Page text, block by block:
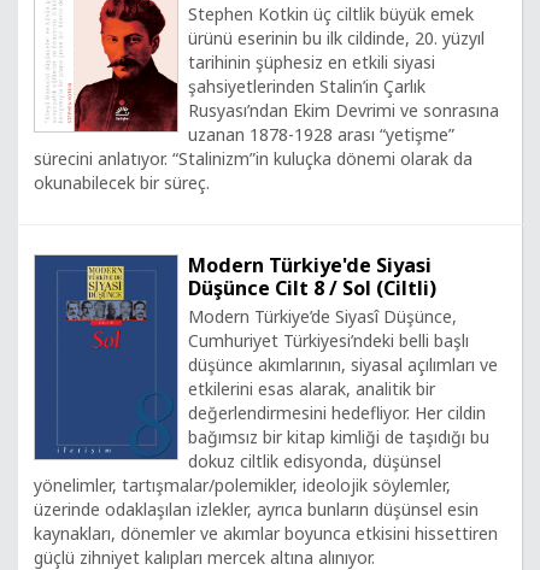
Stephen Kotkin üç ciltlik büyük emek
ürünü eserinin bu ilk cildinde, 20. yüzyıl
tarihinin şüphesiz en etkili siyasi
şahsiyetlerinden Stalin’in Çarlık
Rusyası’ndan Ekim Devrimi ve sonrasına
uzanan 1878-1928 arası “yetişme”
sürecini anlatıyor. “Stalinizm”in kuluçka dönemi olarak da
okunabilecek bir süreç.
Modern Türkiye'de Siyasi
Düşünce Cilt 8 / Sol (Ciltli)
Modern Türkiye’de Siyasî Düşünce,
Cumhuriyet Türkiyesi’ndeki belli başlı
düşünce akımlarının, siyasal açılımları ve
etkilerini esas alarak, analitik bir
değerlendirmesini hedefliyor. Her cildin
bağımsız bir kitap kimliği de taşıdığı bu
dokuz ciltlik edisyonda, düşünsel
yönelimler, tartışmalar/polemikler, ideolojik söylemler,
üzerinde odaklaşılan izlekler, ayrıca bunların düşünsel esin
kaynakları, dönemler ve akımlar boyunca etkisini hissettiren
güçlü zihniyet kalıpları mercek altına alınıyor.